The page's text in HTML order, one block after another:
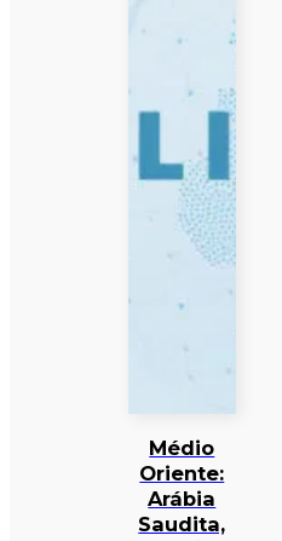
Médio
Oriente:
Arábia
Saudita,